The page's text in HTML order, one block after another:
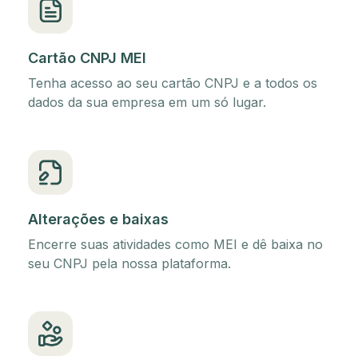
Cartão CNPJ MEI
Tenha acesso ao seu cartão CNPJ e a todos os
dados da sua empresa em um só lugar.
Alterações e baixas
Encerre suas atividades como MEI e dê baixa no
seu CNPJ pela nossa plataforma.